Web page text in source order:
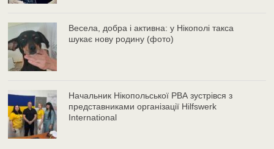
Весела, добра і активна: у Нікополі такса
шукає нову родину (фото)
Начальник Нікопольської РВА зустрівся з
представниками організації Hilfswerk
International